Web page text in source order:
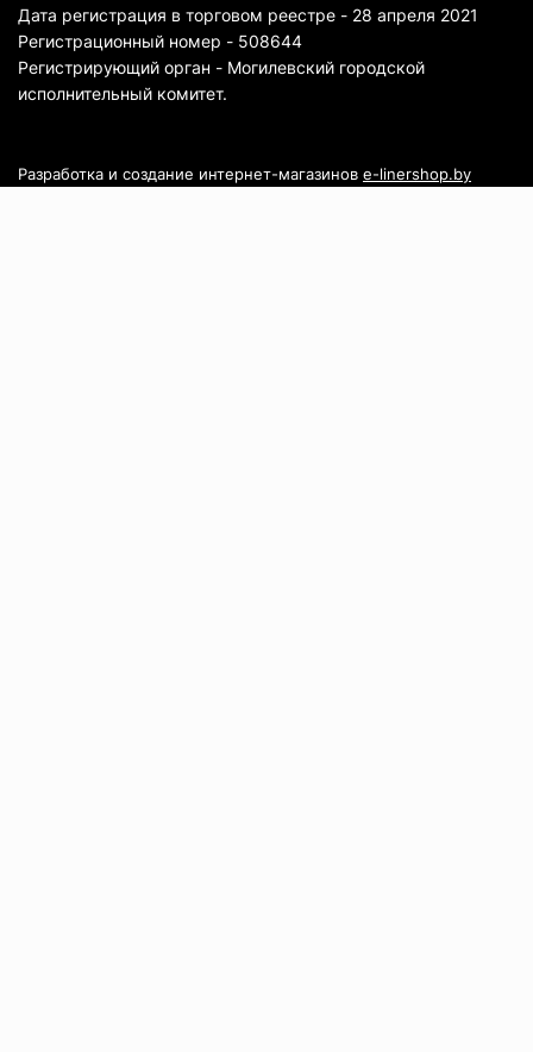
Дата регистрация в торговом реестре - 28 апреля 2021
Регистрационный номер - 508644
Регистрирующий орган - Могилевский городской
исполнительный комитет.
Разработка и создание интернет-магазинов e-linershop.by